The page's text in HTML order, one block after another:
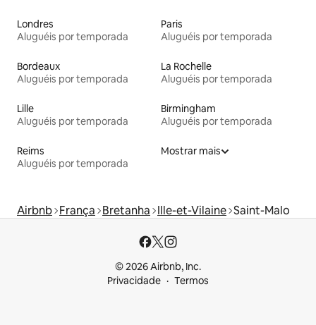
Londres
Aluguéis por temporada
Paris
Aluguéis por temporada
Bordeaux
Aluguéis por temporada
La Rochelle
Aluguéis por temporada
Lille
Aluguéis por temporada
Birmingham
Aluguéis por temporada
Reims
Aluguéis por temporada
Mostrar mais
Airbnb França Bretanha Ille-et-Vilaine Saint-Malo
© 2026 Airbnb, Inc.
Privacidade
Termos